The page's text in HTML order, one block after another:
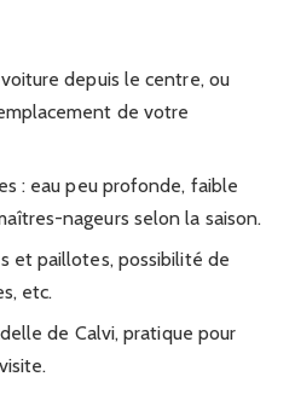
depuis le centre, ou
de votre
: eau peu profonde, faible
nageurs selon la saison.
et paillotes, possibilité de
etc.
de Calvi, pratique pour